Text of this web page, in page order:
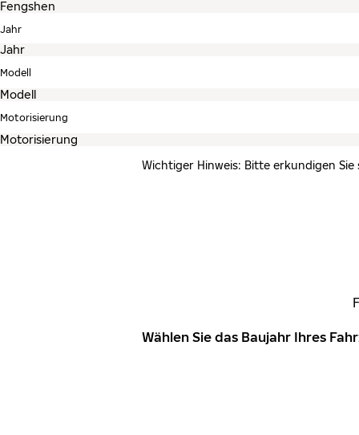
Jahr
Modell
Motorisierung
Wichtiger Hinweis: Bitte erkundigen
Wählen Sie das Baujahr Ihres